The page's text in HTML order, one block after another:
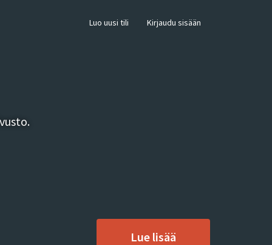
Luo uusi tili Kirjaudu sisään
Lue lisää